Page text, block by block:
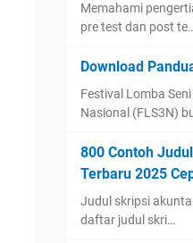
Memahami
pre test dan post
Download
Festival Lomba
Nasional (FLS3N)
800 Contoh
Terbaru 2025
Judul skripsi
daftar judul skri…